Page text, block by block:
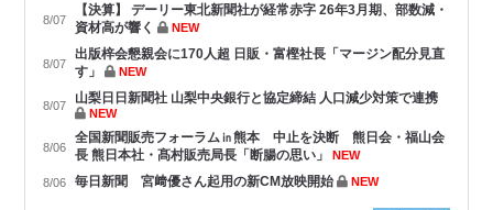
8/07
【決算】 デーリー東北新聞社が経常赤字 26年3月期、部数減・
資材高が響く
NEW
8/07
出版梓会懇親会に170人超 日販・富樫社長「マージン配分見直
す」
NEW
8/07 山梨日日新聞社 山梨中央銀行と協定締結 人口減少対策で連携
NEW
8/06
全国新聞販売フォーラム㏌熊本 中止を決断 熊日会・福山会
長 熊日本社・髙村販売局長「断腸の思い」
NEW
8/06 毎日新聞 宮﨑優さん起用の新CM放映開始 NEW